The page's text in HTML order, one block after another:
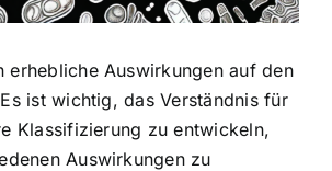
erhebliche Auswirkungen auf den
ist wichtig, das Verständnis für
Klassifizierung zu entwickeln,
Auswirkungen zu